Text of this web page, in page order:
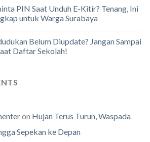
PIN Saat Unduh E-Kitir? Tenang, Ini
untuk Warga Surabaya
Belum Diupdate? Jangan Sampai
Daftar Sekolah!
on Hujan Terus Turun, Waspada
Sepekan ke Depan